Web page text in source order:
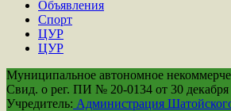
Объявления
Спорт
ЦУР
ЦУР
Муниципальное автономное
Свид. о рег. ПИ № 20-0134 от 30 декабря
Учредитель: Администрация